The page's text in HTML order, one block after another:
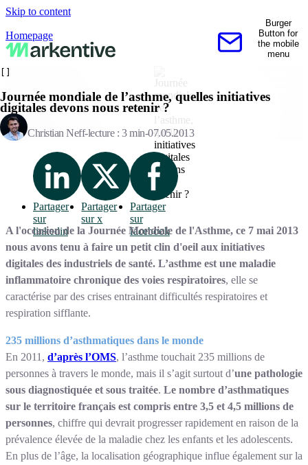
Skip to content
Homepage
Contactez-nous
Burger
Button for
the mobile
menu
Journée mondiale de l’asthme, quelles initiatives
digitales devons nous retenir ?
Christian Neff lecture : 3 min 07.05.2013
Partager
sur
linkedin
Partager
sur x
Partager
sur
facebook
A l'occasion de la Journée Mondiale de l'Asthme, ce 7 mai 2013
nous avons tenu à faire un petit clin d'oeil aux initiatives
digitales des industriels de santé. L’asthme est une maladie
inflammatoire chronique des voies respiratoires, elle se
caractérise par des crises entrainant difficultés respiratoires et
respiration sifflante.
235 millions d’asthmatiques dans le monde
En 2011, d’après l’OMS, l’asthme touchait 235 millions de
personnes à travers le monde, mais il s’agit surtout d’une pathologie
sous diagnostiquée et sous traitée. Le nombre d’asthmatiques
sur le territoire français est compris entre 3,5 et 4,5 millions de
personnes, chiffre qui devrait progresser rapidement en raison de la
prévalence élevée de la maladie chez les enfants et les adolescents.
En plus de l’âge, la localisation géographique influe également sur la